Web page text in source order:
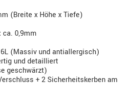
(Breite x Höhe x Tiefe)
ca. 0,9mm
(Massiv und antiallergisch)
und detailliert
geschwärzt)
+ 2 Sicherheitskerben am